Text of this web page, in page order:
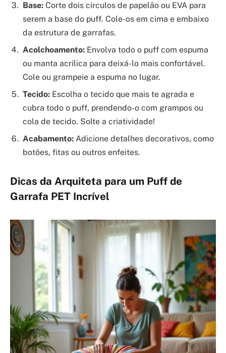
Base: Corte dois círculos de papelão ou EVA para
serem a base do puff. Cole-os em cima e embaixo
da estrutura de garrafas.
Acolchoamento: Envolva todo o puff com espuma
ou manta acrílica para deixá-lo mais confortável.
Cole ou grampeie a espuma no lugar.
Tecido: Escolha o tecido que mais te agrada e
cubra todo o puff, prendendo-o com grampos ou
cola de tecido. Solte a criatividade!
Acabamento: Adicione detalhes decorativos, como
botões, fitas ou outros enfeites.
Dicas da Arquiteta para um Puff de
Garrafa PET Incrível